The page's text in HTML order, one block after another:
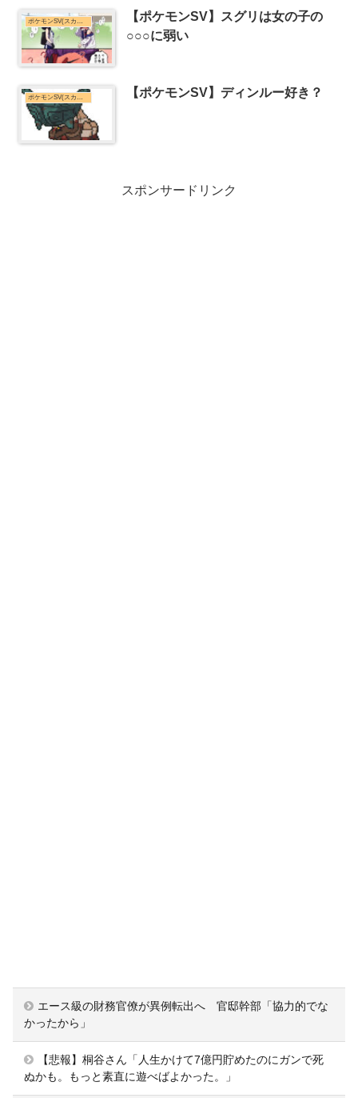
【ポケモンSV】スグリは女の子の
○○○に弱い
【ポケモンSV】ディンルー好き？
スポンサードリンク
エース級の財務官僚が異例転出へ 官邸幹部「協力的でな
かったから」
【悲報】桐谷さん「人生かけて7億円貯めたのにガンで死
ぬかも。もっと素直に遊べばよかった。」